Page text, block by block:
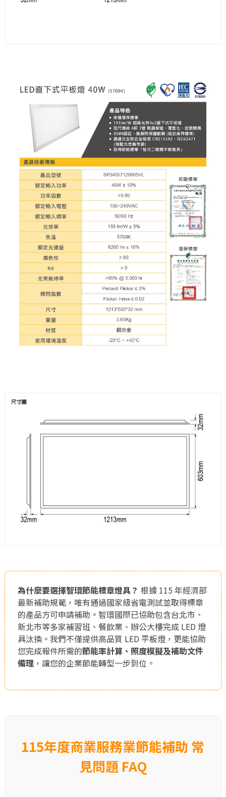
為什麼要選擇智環節能標章燈具？ 根據 115 年經濟部
最新補助規範，唯有通過國家級省電測試並取得標章
的產品方可申請補助。智環國際已協助包含台北市、
新北市等多家補習班、餐飲業、辦公大樓完成 LED 燈
具汰換。我們不僅提供高品質 LED 平板燈，更能協助
您完成報件所需的節能率計算、照度模擬及補助文件
備理，讓您的企業節能轉型一步到位。
115年度商業服務業節能補助 常
見問題 FAQ